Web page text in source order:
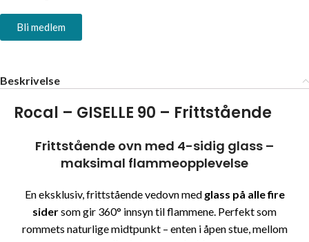
Bli medlem
Beskrivelse
Rocal – GISELLE 90 – Frittstående
Frittstående ovn med 4-sidig glass –
maksimal flammeopplevelse
En eksklusiv, frittstående vedovn med glass på alle fire
sidersom gir 360° innsyn til flammene. Perfekt som
rommets naturlige midtpunkt – enten i åpen stue, mellom